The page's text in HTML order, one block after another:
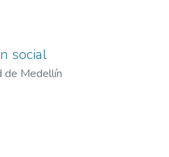
social
de Medellín